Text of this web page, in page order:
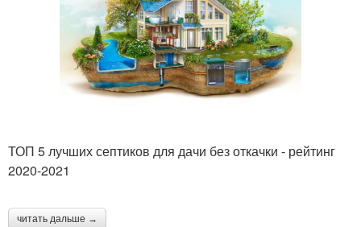
ТОП 5 лучших септиков для дачи без откачки - рейтинг
2020-2021
читать дальше →